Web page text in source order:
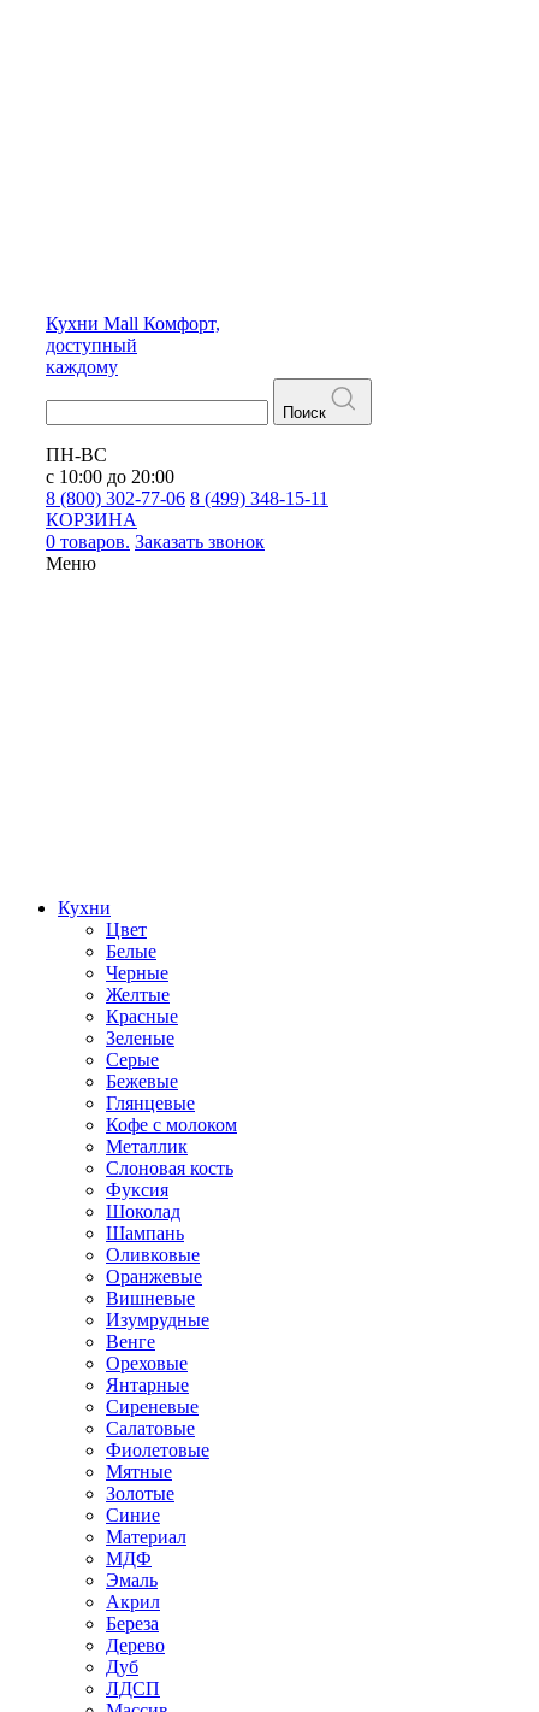
Кухни Mall Комфорт,
доступный
каждому
Поиск
ПН-ВС
с 10:00 до 20:00
8 (800) 302-77-06 8 (499) 348-15-11
КОРЗИНА
0 товаров. Заказать звонок
Меню
Кухни
Цвет
Белые
Черные
Желтые
Красные
Зеленые
Серые
Бежевые
Глянцевые
Кофе с молоком
Металлик
Слоновая кость
Фуксия
Шоколад
Шампань
Оливковые
Оранжевые
Вишневые
Изумрудные
Венге
Ореховые
Янтарные
Сиреневые
Салатовые
Фиолетовые
Мятные
Золотые
Синие
Материал
МДФ
Эмаль
Акрил
Береза
Дерево
Дуб
ЛДСП